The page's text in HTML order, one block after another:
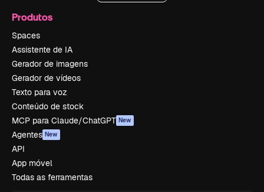
Produtos
Spaces
Assistente de IA
Gerador de imagens
Gerador de vídeos
Texto para voz
Conteúdo de stock
MCP para Claude/ChatGPT New
Agentes New
API
App móvel
Todas as ferramentas